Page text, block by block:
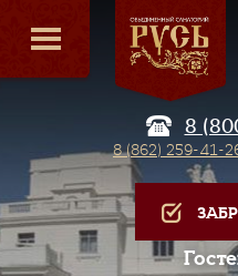
8
8 (862) 259-41-